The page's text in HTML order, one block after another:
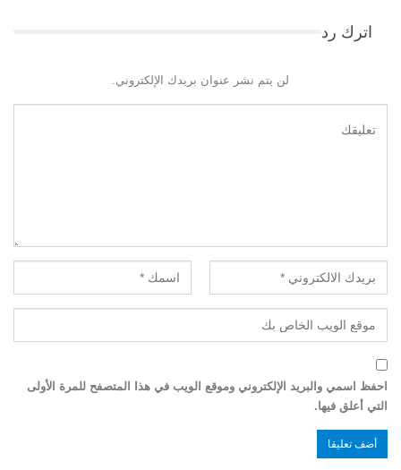
اترك رد
لن يتم نشر عنوان بريدك الإلكتروني.
احفظ اسمي والبريد الإلكتروني وموقع الويب في هذا المتصفح للمرة الأولى
التي أعلق فيها.